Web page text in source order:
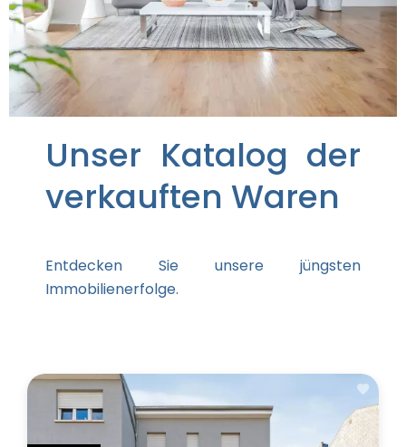
Unser Katalog der
verkauften Waren
Entdecken Sie unsere jüngsten
Immobilienerfolge.